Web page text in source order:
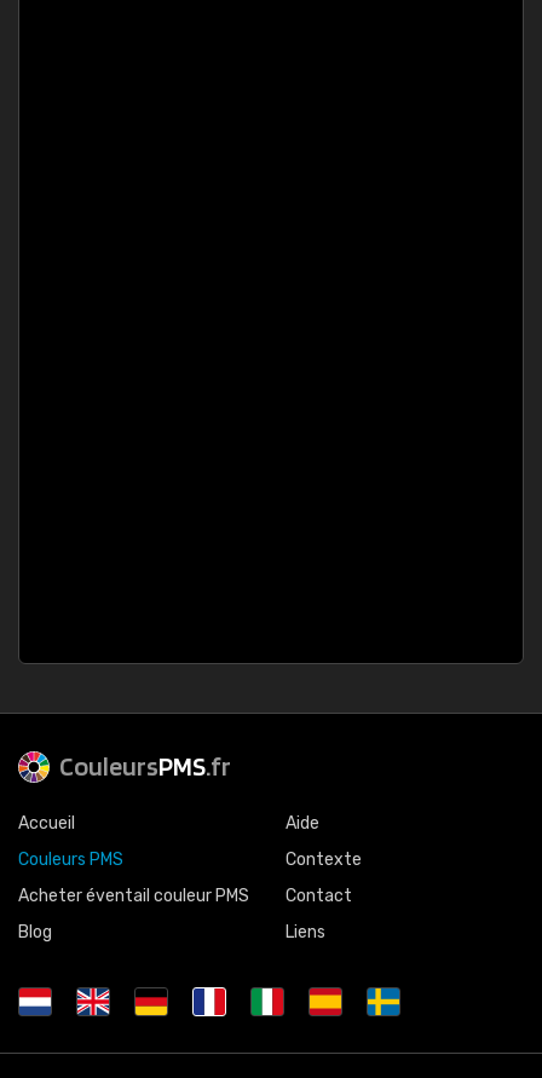
CouleursPMS.fr
Accueil
Couleurs PMS
Acheter éventail couleur PMS
Blog
Aide
Contexte
Contact
Liens